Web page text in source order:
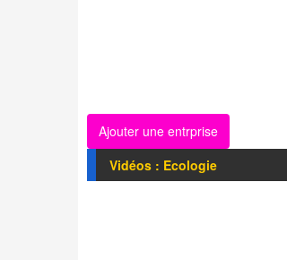
Ajouter une entrprise
Vidéos : Ecologie